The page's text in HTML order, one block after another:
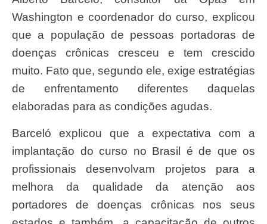
Washington e coordenador do curso, explicou
que a população de pessoas portadoras de
doenças crônicas cresceu e tem crescido
muito. Fato que, segundo ele, exige estratégias
de enfrentamento diferentes daquelas
elaboradas para as condições agudas.
Barceló explicou que a expectativa com a
implantação do curso no Brasil é de que os
profissionais desenvolvam projetos para a
melhora da qualidade da atenção aos
portadores de doenças crônicas nos seus